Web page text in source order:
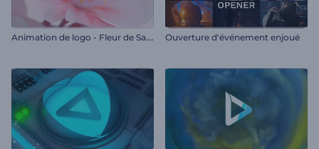
A
nimation de logo - Fleur de Sakura Ouverture d'événement enjoué